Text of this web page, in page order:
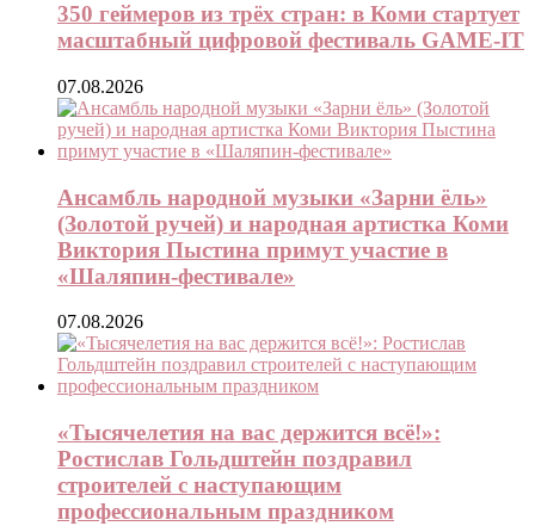
350 геймеров из трёх стран: в Коми стартует
масштабный цифровой фестиваль GAME-IT
07.08.2026
Ансамбль народной музыки «Зарни ёль»
(Золотой ручей) и народная артистка Коми
Виктория Пыстина примут участие в
«Шаляпин-фестивале»
07.08.2026
«Тысячелетия на вас держится всё!»:
Ростислав Гольдштейн поздравил
строителей с наступающим
профессиональным праздником